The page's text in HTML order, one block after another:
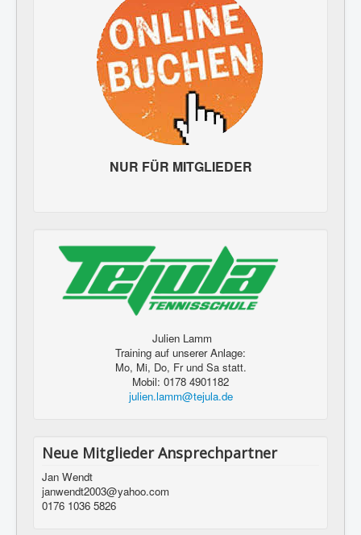
NUR FÜR MITGLIEDER
Julien Lamm
Training auf unserer Anlage:
Mo, Mi, Do, Fr und Sa statt.
Mobil: 0178 4901182
julien.lamm@tejula.de
Neue Mitglieder Ansprechpartner
Jan Wendt
janwendt2003@yahoo.com
0176 1036 5826